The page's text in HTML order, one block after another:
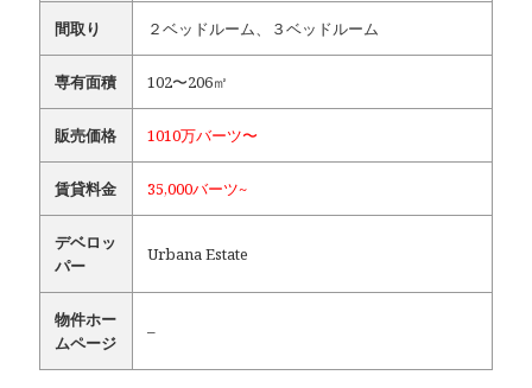
間取り ２ベッドルーム、３ベッドルーム
専有面積 102〜206㎡
販売価格 1010万バーツ〜
賃貸料金 35,000バーツ~
デベロッ
パー
Urbana Estate
物件ホー
ムページ
–